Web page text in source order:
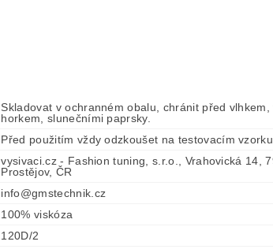
Skladovat v ochranném obalu, chránit před vlhkem,
horkem, slunečními paprsky.
Před použitím vždy odzkoušet na testovacím
vysivaci.cz - Fashion tuning, s.r.o., Vrahovická 14,
Prostějov, ČR
info@gmstechnik.cz
100% viskóza
120D/2